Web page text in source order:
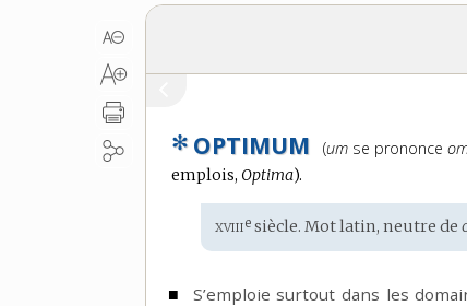
✻ OPTIMUM
Prononciation
(um se prononce
emplois, Optima).
Étymologie
:
xviiie siècle. Motlatin, neutre de
■ S’emploie surtout dans les